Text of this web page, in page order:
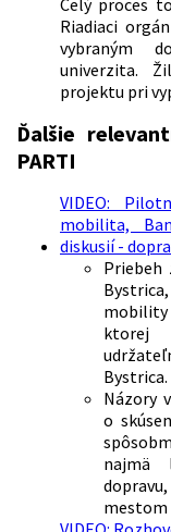
Celý proces
Riadiaci
vybraným
univerzita.
projektu pri
Ďalšie
PARTI
VIDEO:
mobilita,
diskusií -
Priebeh
mobility
ktorej
Bystrica.
Názory
o
najmä
mestom